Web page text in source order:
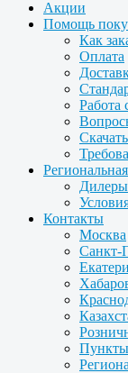
Акции
Помощь
Как
Оплата
Работа
Дилеры
Контакты
Москва
Санкт-
Пункты